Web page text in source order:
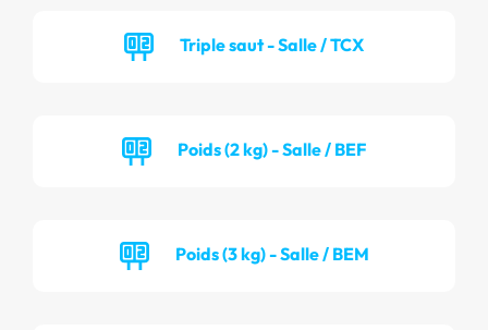
Triple saut - Salle / TCX
Poids (2 kg) - Salle / BEF
Poids (3 kg) - Salle / BEM